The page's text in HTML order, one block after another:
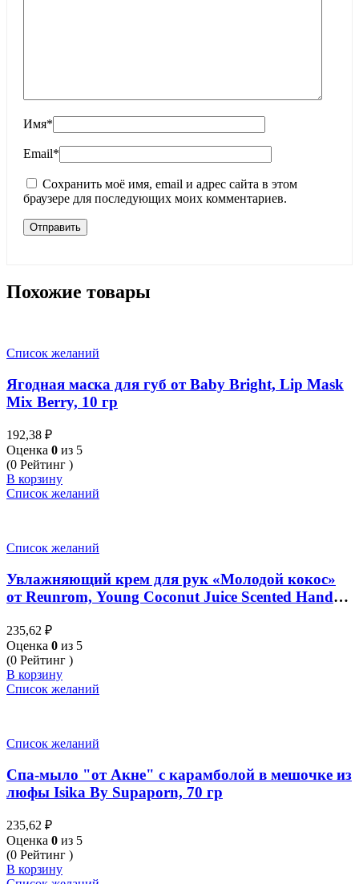
Имя*
Email*
Сохранить моё имя, email и адрес сайта в этом
браузере для последующих моих комментариев.
Похожие товары
Список желаний
Ягодная маска для губ от Baby Bright, Lip Mask
Mix Berry, 10 гр
192,38 ₽
Оценка 0 из 5
(0 Рейтинг )
В корзину
Список желаний
Список желаний
Увлажняющий крем для рук «Молодой кокос»
от Reunrom, Young Coconut Juice Scented Hand
235,62 ₽
Оценка 0 из 5
(0 Рейтинг )
В корзину
Список желаний
Список желаний
Спа-мыло "от Акне" с карамболой в мешочке из
люфы Isika By Supaporn, 70 гр
235,62 ₽
Оценка 0 из 5
(0 Рейтинг )
В корзину